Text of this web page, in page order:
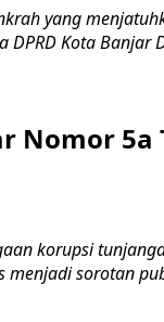
yang
Kota Banjar
Nomor 5a
korupsi
menjadi sorotan